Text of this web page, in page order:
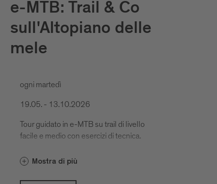
e-MTB: Trail & Co
sull'Altopiano delle
mele
ogni martedì
19.05. - 13.10.2026
Tour guidato in e-MTB su trail di livello
facile e medio con esercizi di tecnica.
Mostra di più